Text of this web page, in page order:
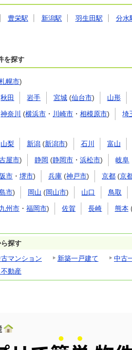
豊栄駅 新潟駅 羽生田駅 分水
を探す
幌市)
秋田 岩手 宮城(仙台市) 山形
神奈川 (横浜市 ・ 川崎市 ・相模原市) 埼
山梨 新潟 (新潟市) 石川 富山
屋市) 静岡 (静岡市 ・浜松市) 岐阜
市 ・ 堺市) 兵庫 (神戸市) 京都 (京
市) 岡山 (岡山市) 山口 鳥取
州市 ・ 福岡市) 佐賀 長崎 熊本
探す
マンション 新築一戸建て 中古
動産